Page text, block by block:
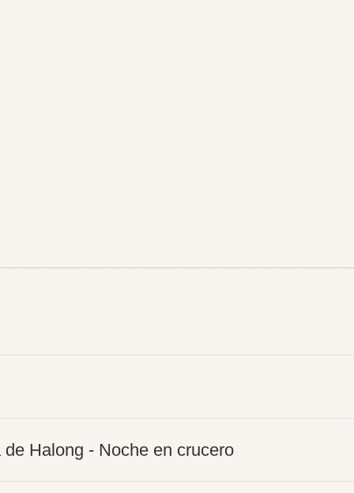
Halong - Noche en crucero